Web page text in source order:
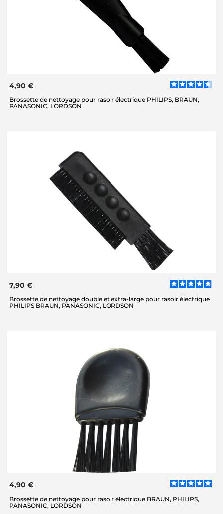
4,90 €
Brossette de nettoyage pour rasoir électrique PHILIPS, BRAUN,
PANASONIC, LORDSON
7,90 €
Brossette de nettoyage double et extra-large pour rasoir électrique
PHILIPS BRAUN, PANASONIC, LORDSON
4,90 €
Brossette de nettoyage pour rasoir électrique BRAUN, PHILIPS,
PANASONIC, LORDSON